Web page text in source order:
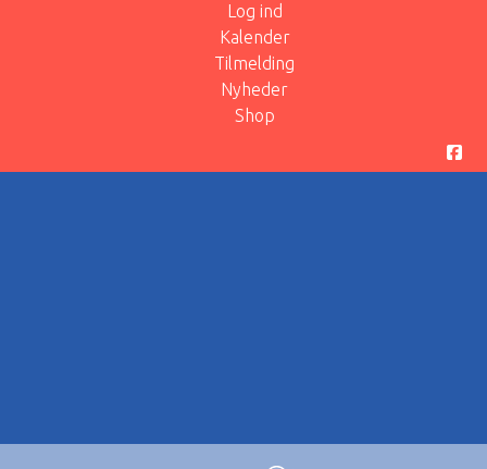
Log ind
Kalender
Tilmelding
Nyheder
Shop